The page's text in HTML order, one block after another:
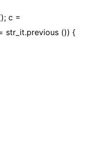
c =
str_it.previous ()) {